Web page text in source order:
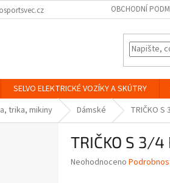
OBCHODNÍ
SELVO ELEKTRICKÉ VOZÍKY A SKÚTRY
trika, mikiny Dámské TRIČKO S
TRIČKO S 3/4
Průměrné
Neohodnoceno